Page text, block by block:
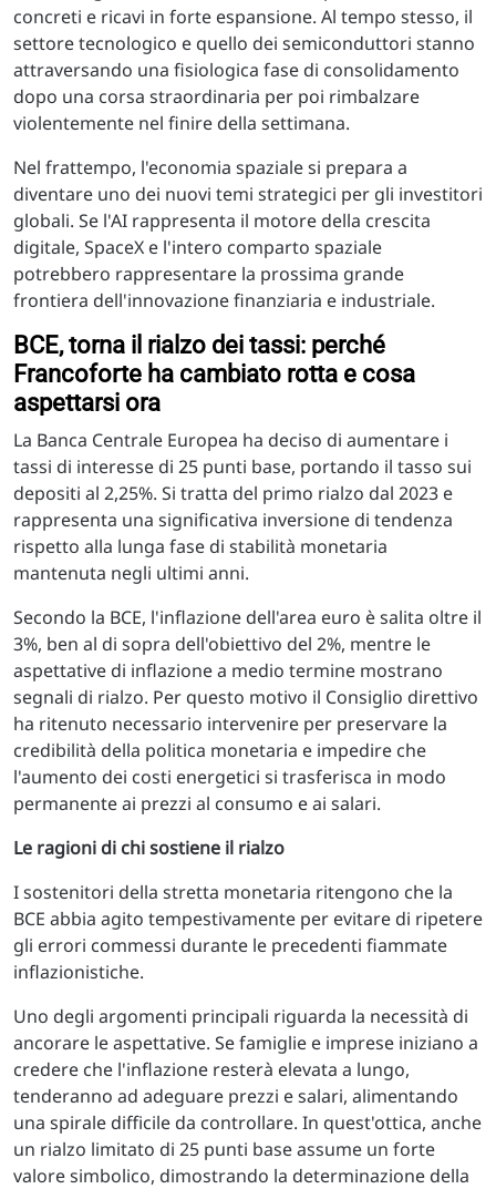
concreti e ricavi in forte espansione. Al tempo stesso, il
settore tecnologico e quello dei semiconduttori stanno
attraversando una fisiologica fase di consolidamento
dopo una corsa straordinaria per poi rimbalzare
violentemente nel finire della settimana.
Nel frattempo, l'economia spaziale si prepara a
diventare uno dei nuovi temi strategici per gli investitori
globali. Se l'AI rappresenta il motore della crescita
digitale, SpaceX e l'intero comparto spaziale
potrebbero rappresentare la prossima grande
frontiera dell'innovazione finanziaria e industriale.
BCE, torna il rialzo dei tassi: perché
Francoforte ha cambiato rotta e cosa
aspettarsi ora
La Banca Centrale Europea ha deciso di aumentare i
tassi di interesse di 25 punti base, portando il tasso sui
depositi al 2,25%. Si tratta del primo rialzo dal 2023 e
rappresenta una significativa inversione di tendenza
rispetto alla lunga fase di stabilità monetaria
mantenuta negli ultimi anni.
Secondo la BCE, l'inflazione dell'area euro è salita oltre il
3%, ben al di sopra dell'obiettivo del 2%, mentre le
aspettative di inflazione a medio termine mostrano
segnali di rialzo. Per questo motivo il Consiglio direttivo
ha ritenuto necessario intervenire per preservare la
credibilità della politica monetaria e impedire che
l'aumento dei costi energetici si trasferisca in modo
permanente ai prezzi al consumo e ai salari.
Le ragioni di chi sostiene il rialzo
I sostenitori della stretta monetaria ritengono che la
BCE abbia agito tempestivamente per evitare di ripetere
gli errori commessi durante le precedenti fiammate
inflazionistiche.
Uno degli argomenti principali riguarda la necessità di
ancorare le aspettative. Se famiglie e imprese iniziano a
credere che l'inflazione resterà elevata a lungo,
tenderanno ad adeguare prezzi e salari, alimentando
una spirale difficile da controllare. In quest'ottica, anche
un rialzo limitato di 25 punti base assume un forte
valore simbolico, dimostrando la determinazione della